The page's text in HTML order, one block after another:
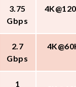
3.75
Gbps
2.7
Gbps
1